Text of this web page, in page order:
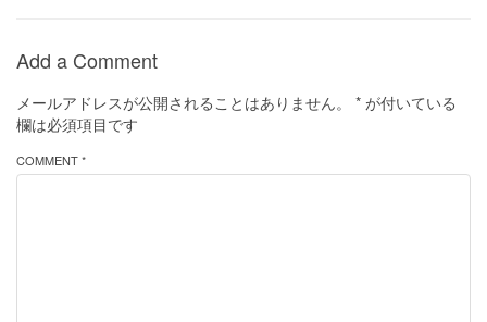
Add a Comment
メールアドレスが公開されることはありません。 * が付いている
欄は必須項目です
COMMENT *